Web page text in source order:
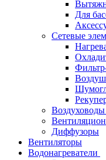
Для
Сетевые
Диффузоры
Вентиляторы
Водонагреватели